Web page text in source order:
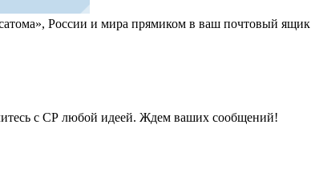
России и мира прямиком в ваш почтовый ящик
с СР любой идеей. Ждем ваших сообщений!